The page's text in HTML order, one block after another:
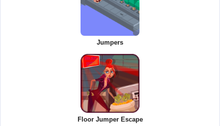
Jumpers
Floor Jumper Escape